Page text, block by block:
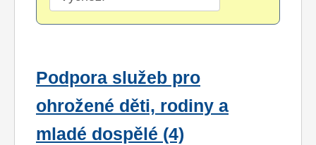
Podpora služeb pro
ohrožené děti, rodiny a
mladé dospělé (4)